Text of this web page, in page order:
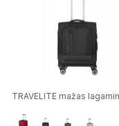
TRAVELITE mažas